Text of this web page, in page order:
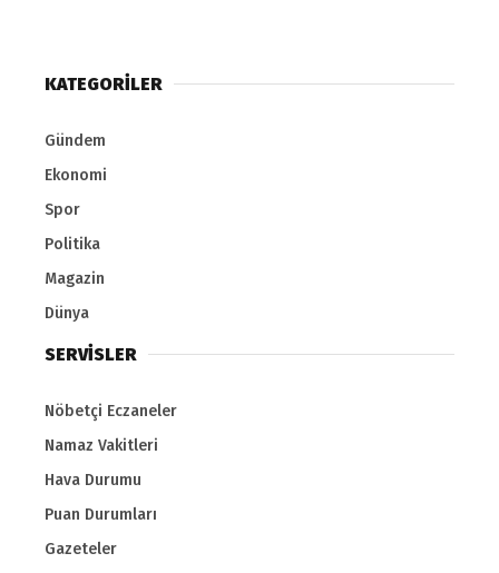
KATEGORİLER
Gündem
Ekonomi
Spor
Politika
Magazin
Dünya
SERVİSLER
Nöbetçi Eczaneler
Namaz Vakitleri
Hava Durumu
Puan Durumları
Gazeteler